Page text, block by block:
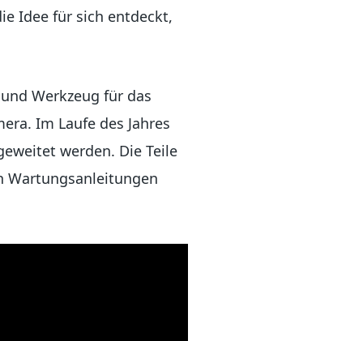
Idee für sich entdeckt,
Werkzeug für das
Im Laufe des Jahres
werden. Die Teile
Wartungsanleitungen